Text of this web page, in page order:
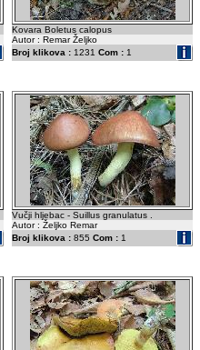
Kovara Boletus calopus
Autor : Remar Željko
Broj klikova : 1231 Com : 1
Vučji hljebac - Suillus granulatus .
Autor : Željko Remar
Broj klikova : 855 Com : 1